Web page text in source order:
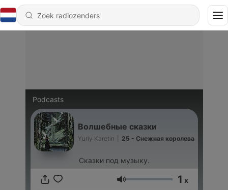
Podcasts
Волшебные сказки
Yuriy Karetin 25 - Снежная королева
Сказки под музыку.
Volume 1 x